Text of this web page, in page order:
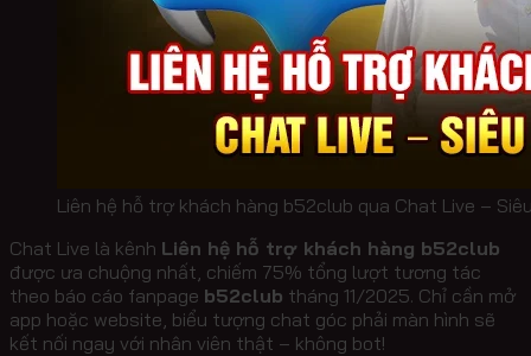
Liên hệ hỗ trợ khách hàng b52club qua Chat Live –
Chat Live là kênh Liên hệ hỗ trợ khách hàng b52club
được ưa chuộng nhất, chiếm 75% tổng lượt tương tác
theo báo cáo fanpage b52club tháng 11/2025. Chỉ cần mở
app hoặc website, biểu tượng chat góc phải màn hình sẽ
kết nối ngay với nhân viên thật – không bot!